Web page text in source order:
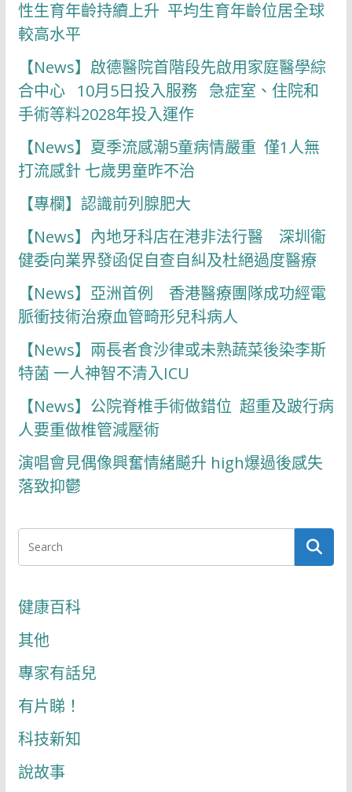
性生育年齡持續上升 平均生育年齡位居全球
較高水平
【News】啟德醫院首階段先啟用家庭醫學綜
合中心 10月5日投入服務 急症室、住院和
手術等料2028年投入運作
【News】夏季流感潮5童病情嚴重 僅1人無
打流感針 七歲男童昨不治
【專欄】認識前列腺肥大
【News】內地牙科店在港非法行醫 深圳衞
健委向業界發函促自查自糾及杜絕過度醫療
【News】亞洲首例 香港醫療團隊成功經電
脈衝技術治療血管畸形兒科病人
【News】兩長者食沙律或未熟蔬菜後染李斯
特菌 一人神智不清入ICU
【News】公院脊椎手術做錯位 超重及跛行病
人要重做椎管減壓術
演唱會見偶像興奮情緒飇升 high爆過後感失
落致抑鬱
健康百科
其他
專家有話兒
有片睇！
科技新知
說故事